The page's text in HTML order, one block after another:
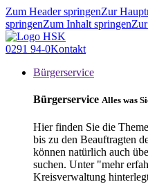
Zum Header springenZur
springenZum Inhalt springen
0291 94-0Kontakt
Bürgerservice
Bürgerservice Alles was
Hier finden Sie die
bis zu den Beauftragten
können natürlich auch
suchen. Unter "mehr
Kreisverwaltung